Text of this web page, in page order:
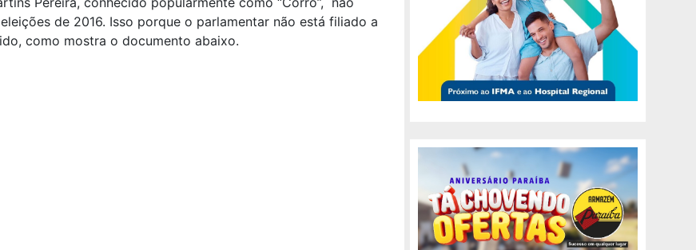
de 2016. Isso porque o parlamentar não está filiado a
como mostra o documento abaixo.